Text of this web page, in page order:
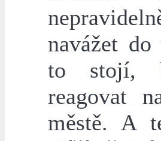
navážet
to stojí,
reagovat
městě. A